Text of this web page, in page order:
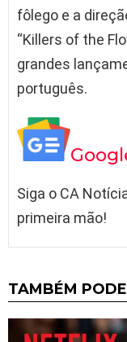
fôlego e a
“Killers of the
grandes
português.
Siga o CA
primeira mão!
TAMBÉM